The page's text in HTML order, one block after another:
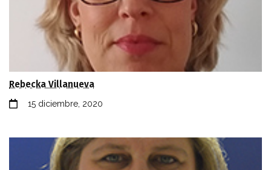
Rebecka Villanueva
15 diciembre, 2020